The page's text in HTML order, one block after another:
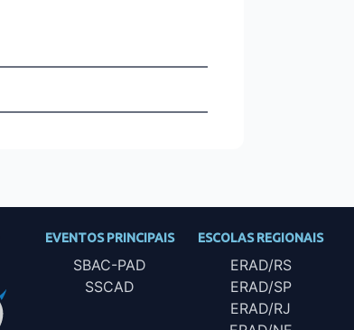
EVENTOS PRINCIPAIS
SBAC-PAD
SSCAD
ESCOLAS REGIONAIS
ERAD/RS
ERAD/SP
ERAD/RJ